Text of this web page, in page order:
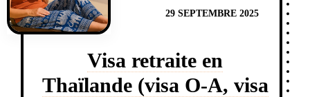
29 SEPTEMBRE 2025
Visa retraite en
Thaïlande (visa O-A, visa